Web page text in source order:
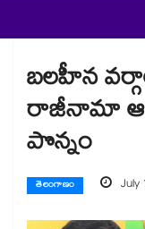
బలహీన
రాజీనామా
పొన్నం
తెలంగాణం